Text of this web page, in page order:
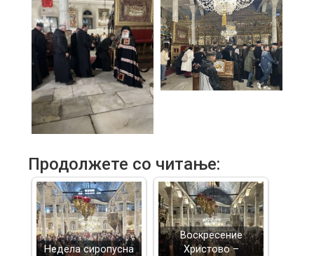
Продолжете со читање:
Недела сиропусна
Воскресение
Христово –